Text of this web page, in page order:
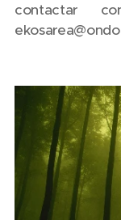
contactar